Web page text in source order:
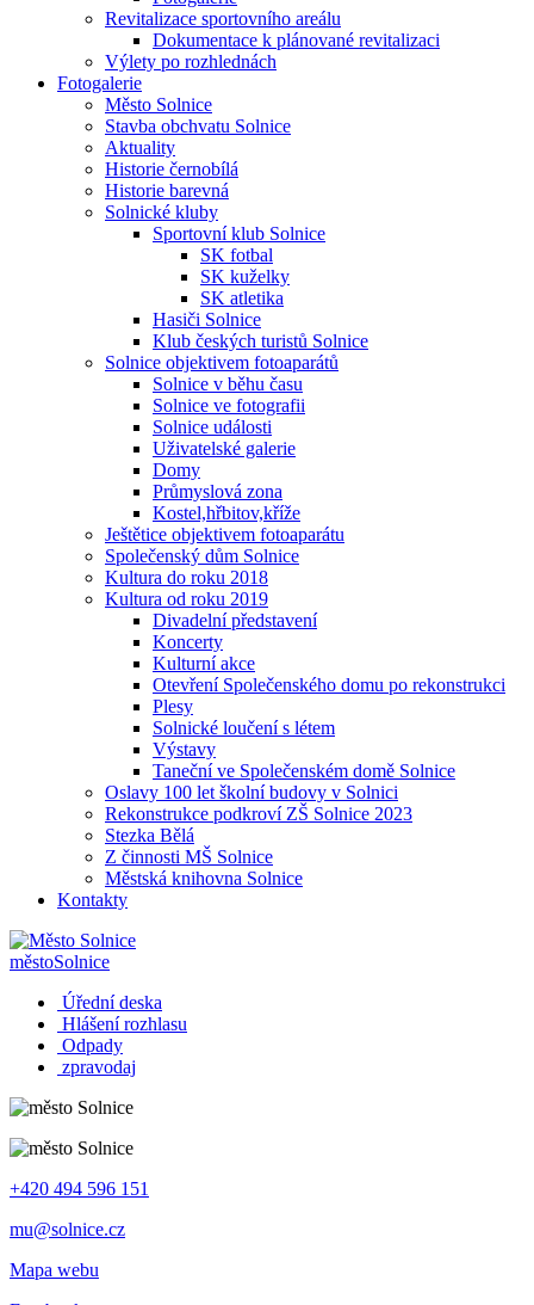
Revitalizace sportovního areálu
Dokumentace k plánované revitalizaci
Výlety po rozhlednách
Fotogalerie
Město Solnice
Stavba obchvatu Solnice
Aktuality
Historie černobílá
Historie barevná
Solnické kluby
Sportovní klub Solnice
SK fotbal
SK kuželky
SK atletika
Hasiči Solnice
Klub českých turistů Solnice
Solnice objektivem fotoaparátů
Solnice v běhu času
Solnice ve fotografii
Solnice události
Uživatelské galerie
Domy
Průmyslová zona
Kostel,hřbitov,kříže
Ještětice objektivem fotoaparátu
Společenský dům Solnice
Kultura do roku 2018
Kultura od roku 2019
Divadelní představení
Koncerty
Kulturní akce
Otevření Společenského domu po rekonstrukci
Plesy
Solnické loučení s létem
Výstavy
Taneční ve Společenském domě Solnice
Oslavy 100 let školní budovy v Solnici
Rekonstrukce podkroví ZŠ Solnice 2023
Stezka Bělá
Z činnosti MŠ Solnice
Městská knihovna Solnice
Kontakty
městoSolnice
Úřední deska
Hlášení rozhlasu
Odpady
zpravodaj
+420 494 596 151
mu@solnice.cz
Mapa webu